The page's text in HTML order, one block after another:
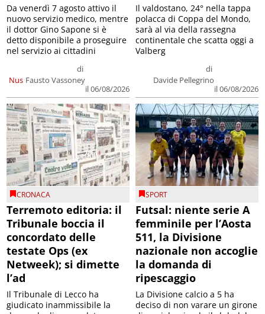
Nus
di
Fausto Vassoney
il 06/08/2026
Da venerdì 7 agosto attivo il
nuovo servizio medico, mentre
il dottor Gino Sapone si è
detto disponibile a proseguire
nel servizio ai cittadini
di
Davide Pellegrino
il 06/08/2026
Il valdostano, 24° nella tappa
polacca di Coppa del Mondo,
sarà al via della rassegna
continentale che scatta oggi a
Valberg
CRONACA
Terremoto editoria: il
Tribunale boccia il
concordato delle
testate Ops (ex
Netweek); si dimette
l’ad
Il Tribunale di Lecco ha
giudicato inammissibile la
SPORT
Futsal: niente serie A
femminile per l’Aosta
511, la Divisione
nazionale non accoglie
la domanda di
ripescaggio
La Divisione calcio a 5 ha
deciso di non varare un girone